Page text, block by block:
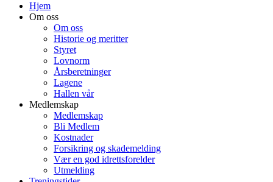
Hjem
Om oss
Om oss
Historie og meritter
Styret
Lovnorm
Årsberetninger
Lagene
Hallen vår
Medlemskap
Medlemskap
Bli Medlem
Kostnader
Forsikring og skademelding
Vær en god idrettsforelder
Utmelding